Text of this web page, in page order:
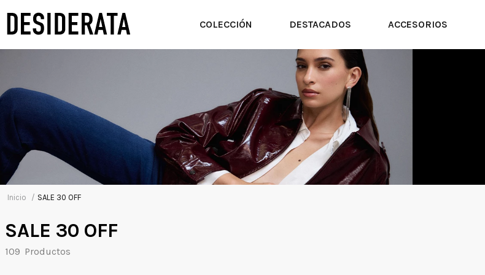
COLECCIÓN DESTACADOS ACCESORIOS
SALE 30 OFF
SALE 30 OFF
109